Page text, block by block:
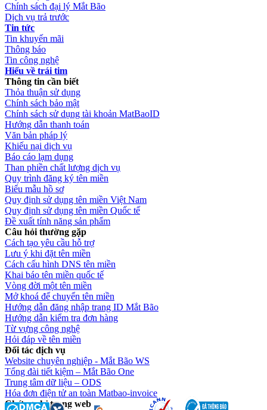
Chính sách đại lý Mắt Bão
Dịch vụ trả trước
Tin tức
Tin khuyến mãi
Thông báo
Tin công nghệ
Hiểu về trái tim
Thông tin cần biết
Thỏa thuận sử dụng
Chính sách bảo mật
Chính sách sử dụng tài khoản MatBaoID
Hướng dẫn thanh toán
Văn bản pháp lý
Khiếu nại dịch vụ
Báo cáo lạm dụng
Than phiền chất lượng dịch vụ
Quy trình đăng ký tên miền
Biểu mẫu hồ sơ
Quy định sử dụng tên miền Việt Nam
Quy định sử dụng tên miền Quốc tế
Đề xuất tính năng sản phẩm
Câu hỏi thường gặp
Cách tạo yêu cầu hỗ trợ
Lưu ý khi đặt tên miền
Cách cấu hình DNS tên miền
Khai báo tên miền quốc tế
Vòng đời một tên miền
Mở khoá để chuyển tên miền
Hướng dẫn đăng nhập trang ID Mắt Bão
Hướng dẫn kiểm tra đơn hàng
Từ vựng công nghệ
Hỏi đáp về tên miền
Đối tác dịch vụ
Website chuyên nghiệp - Mắt Bão WS
Tổng đài tiết kiệm – Mắt Bão One
Trung tâm dữ liệu – ODS
Hóa đơn điện tử an toàn Matbao-invoice
Chứng chỉ trang web